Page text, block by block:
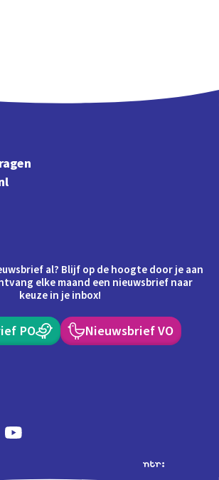
al? Blijf op de hoogte door je aan
elke maand een nieuwsbrief naar
keuze in je inbox!
PO Nieuwsbrief VO